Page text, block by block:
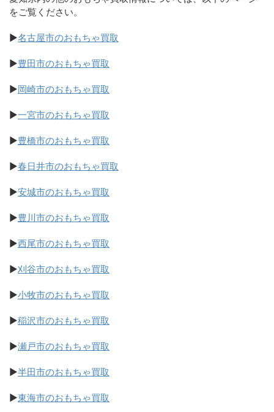
をご覧ください。
▶名古屋市のおもちゃ買取
▶豊田市のおもちゃ買取
▶岡崎市のおもちゃ買取
▶一宮市のおもちゃ買取
▶豊橋市のおもちゃ買取
▶春日井市のおもちゃ買取
▶安城市のおもちゃ買取
▶豊川市のおもちゃ買取
▶西尾市のおもちゃ買取
▶刈谷市のおもちゃ買取
▶小牧市のおもちゃ買取
▶稲沢市のおもちゃ買取
▶瀬戸市のおもちゃ買取
▶半田市のおもちゃ買取
▶東海市のおもちゃ買取